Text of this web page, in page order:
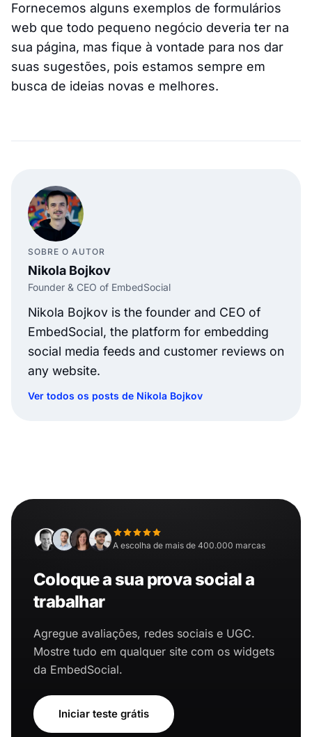
Fornecemos alguns exemplos de formulários
web que todo pequeno negócio deveria ter na
sua página, mas fique à vontade para nos dar
suas sugestões, pois estamos sempre em
busca de ideias novas e melhores.
SOBRE O AUTOR
Nikola Bojkov
Founder & CEO of EmbedSocial
Nikola Bojkov is the founder and CEO of
EmbedSocial, the platform for embedding
social media feeds and customer reviews on
any website.
Ver todos os posts de Nikola Bojkov
A escolha de mais de 400.000 marcas
Coloque a sua prova social a
trabalhar
Agregue avaliações, redes sociais e UGC.
Mostre tudo em qualquer site com os widgets
da EmbedSocial.
Iniciar teste grátis